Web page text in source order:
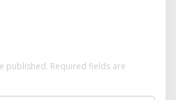
published. Required fields are